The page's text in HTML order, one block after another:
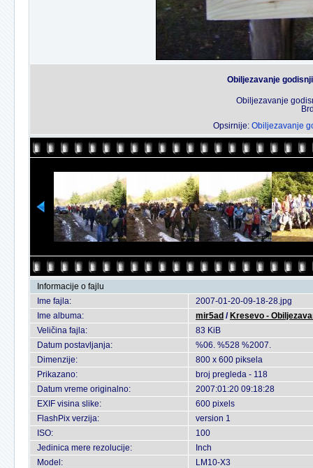
Obiljezavanje
Obiljezavanje
Opsirnije: Obiljezavanje
Informacije o fajlu
Ime fajla:
2007-01-20-09-18-28.jpg
Ime albuma:
mir5ad / Kresevo -
Veličina fajla:
83 KiB
Datum postavljanja:
%06. %528 %2007.
Dimenzije:
800 x 600 piksela
Prikazano:
broj pregleda - 118
Datum vreme originalno:
2007:01:20 09:18:28
EXIF visina slike:
600 pixels
FlashPix verzija:
version 1
ISO:
100
Jedinica mere rezolucije:
Inch
Model:
LM10-X3